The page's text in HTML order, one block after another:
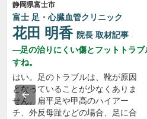
静岡県富士市
富士 足・心臓血管クリニック
花田 明香 院長 取材記事
足の治りにくい傷とフットトラ
すね。
はい。足のトラブルは、靴が原因
となっていることが少なくありま
せん。扁平足や甲高のハイアー
チ、外反母趾などの場合、足に合